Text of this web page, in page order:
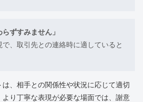
ずすみません」
、取引先との連絡時に適していると
、相手との関係性や状況に応じて適切
り丁寧な表現が必要な場面では、謝意